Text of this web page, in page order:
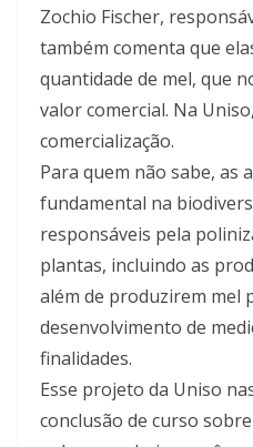
Zochio Fischer,
também comenta que
quantidade de mel, que
valor comercial. Na
comercialização.
Para quem não sabe, as
fundamental na
responsáveis pela
plantas, incluindo as
além de produzirem mel
desenvolvimento de
finalidades.
Esse projeto da Uniso
conclusão de curso